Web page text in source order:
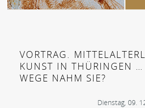
VORTRAG.
KUNST IN THÜRINGEN …
WEGE NAHM SIE?
Dienstag, 09.